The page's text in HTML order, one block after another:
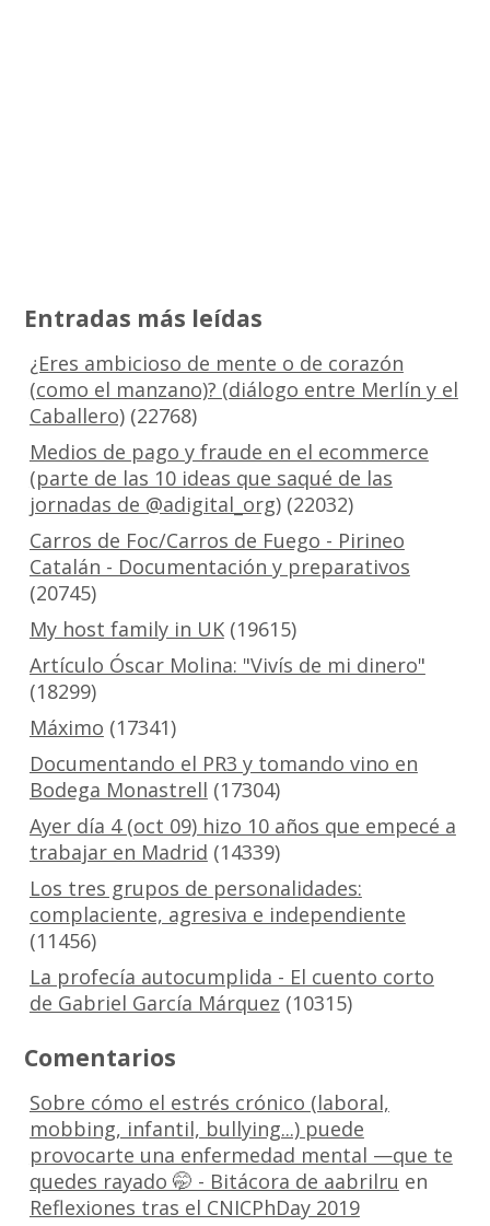
Entradas más leídas
¿Eres ambicioso de mente o de corazón
(como el manzano)? (diálogo entre Merlín y el
Caballero)(22768)
Medios de pago y fraude en el ecommerce
(parte de las 10 ideas que saqué de las
jornadas de @adigital_org)(22032)
Carros de Foc/Carros de Fuego - Pirineo
Catalán - Documentación y preparativos
(20745)
My host family in UK(19615)
Artículo Óscar Molina: "Vivís de mi dinero"
(18299)
Máximo (17341)
Documentando el PR3 y tomando vino en
Bodega Monastrell (17304)
Ayer día 4 (oct 09) hizo 10 años que empecé a
trabajar en Madrid (14339)
Los tres grupos de personalidades:
complaciente, agresiva e independiente
(11456)
La profecía autocumplida - El cuento corto
de Gabriel García Márquez (10315)
Comentarios
Sobre cómo el estrés crónico (laboral,
mobbing, infantil, bullying...) puede
provocarte una enfermedad mental —que te
quedes rayado 🤭 - Bitácora de aabrilru en
Reflexiones tras el CNICPhDay 2019